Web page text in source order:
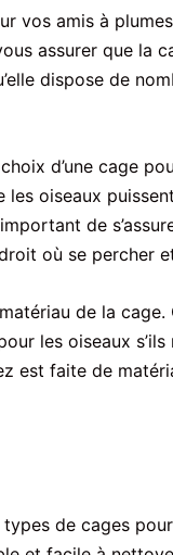
vos amis à
assurer que la
dispose de
d’une cage
oiseaux
de
où se percher
de la cage.
les oiseaux
est faite de
de cages